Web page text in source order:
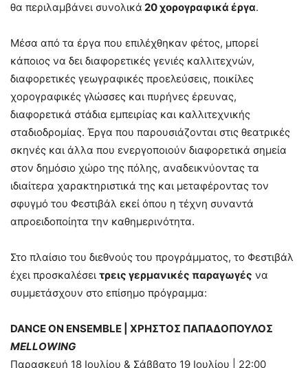
θα περιλαμβάνει συνολικά 20 χορογραφικά έργα.
Μέσα από τα έργα που επιλέχθηκαν φέτος, μπορεί
κάποιος να δει διαφορετικές γενιές καλλιτεχνών,
διαφορετικές γεωγραφικές προελεύσεις, ποικίλες
χορογραφικές γλώσσες και πυρήνες έρευνας,
διαφορετικά στάδια εμπειρίας και καλλιτεχνικής
σταδιοδρομίας. Έργα που παρουσιάζονται στις θεατρικές
σκηνές και άλλα που ενεργοποιούν διαφορετικά σημεία
στον δημόσιο χώρο της πόλης, αναδεικνύοντας τα
ιδιαίτερα χαρακτηριστικά της και μεταφέροντας τον
σφυγμό του Φεστιβάλ εκεί όπου η τέχνη συναντά
απροειδοποίητα την καθημερινότητα.
Στο πλαίσιο του διεθνούς του προγράμματος, το Φεστιβάλ
έχει προσκαλέσει τρεις γερμανικές παραγωγές να
συμμετάσχουν στο επίσημο πρόγραμμα:
DANCE ON ENSEMBLE | ΧΡΗΣΤΟΣ ΠΑΠΑΔΟΠΟΥΛΟΣ
MELLOWING
Παρασκευή 18 Ιουλίου & Σάββατο 19 Ιουλίου | 22:00